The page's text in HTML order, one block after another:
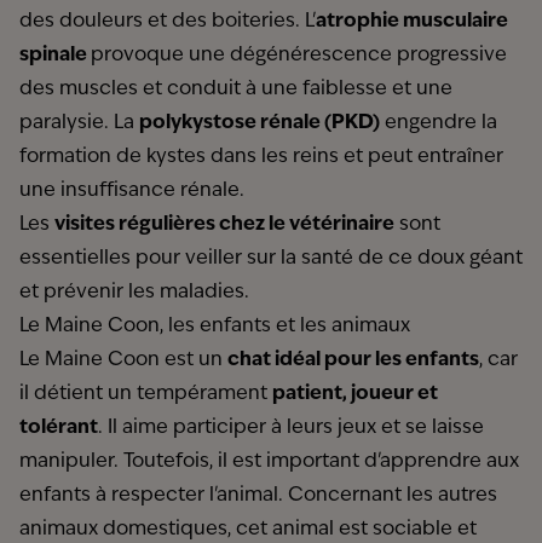
des douleurs et des boiteries. L'atrophie musculaire
spinale provoque une dégénérescence progressive
des muscles et conduit à une faiblesse et une
paralysie. La polykystose rénale (PKD) engendre la
formation de kystes dans les reins et peut entraîner
une insuffisance rénale.
Les visites régulières chez le vétérinaire sont
essentielles pour veiller sur la santé de ce doux géant
et prévenir les maladies.
Le Maine Coon, les enfants et les animaux
Le Maine Coon est un chat idéal pour les enfants, car
il détient un tempérament patient, joueur et
tolérant. Il aime participer à leurs jeux et se laisse
manipuler. Toutefois, il est important d'apprendre aux
enfants à respecter l'animal. Concernant les autres
animaux domestiques, cet animal est sociable et